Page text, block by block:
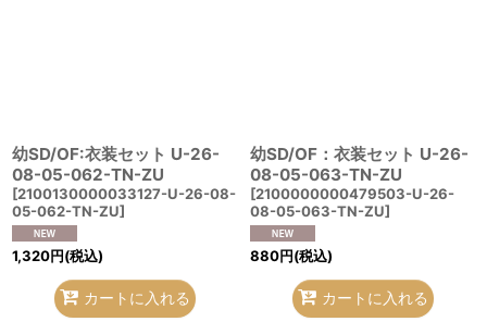
幼SD/OF:衣装セット U-26-
08-05-062-TN-ZU
[2100130000033127-U-26-08-
05-062-TN-ZU]
1,320円(税込)
カートに入れる
幼SD/OF：衣装セット U-26-
08-05-063-TN-ZU
[2100000000479503-U-26-
08-05-063-TN-ZU]
880円(税込)
カートに入れる